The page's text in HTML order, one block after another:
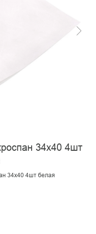
34х40 4шт
34х40 4шт белая